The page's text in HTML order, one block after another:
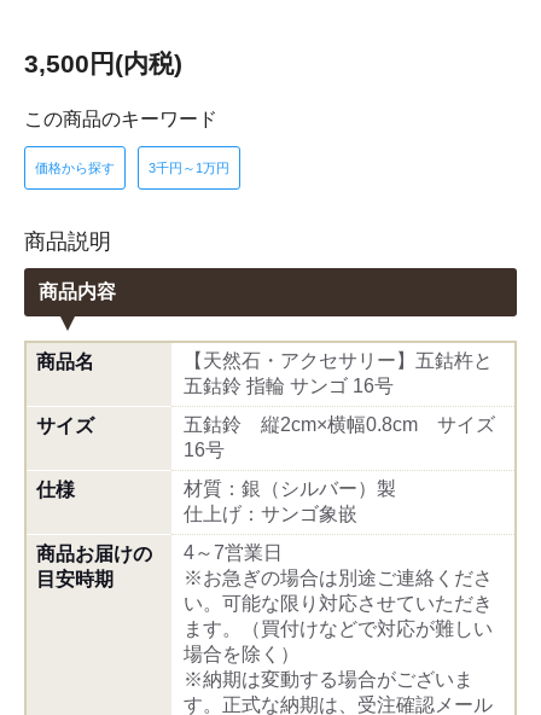
3,500円(内税)
この商品のキーワード
価格から探す 3千円～1万円
商品説明
商品内容
商品名
【天然石・アクセサリー】五鈷杵と
五鈷鈴 指輪 サンゴ 16号
サイズ
五鈷鈴 縦2cm×横幅0.8cm サイズ
16号
仕様
材質：銀（シルバー）製
仕上げ：サンゴ象嵌
商品お届けの
目安時期
4～7営業日
※お急ぎの場合は別途ご連絡くださ
い。可能な限り対応させていただき
ます。（買付けなどで対応が難しい
場合を除く）
※納期は変動する場合がございま
す。正式な納期は、受注確認メール